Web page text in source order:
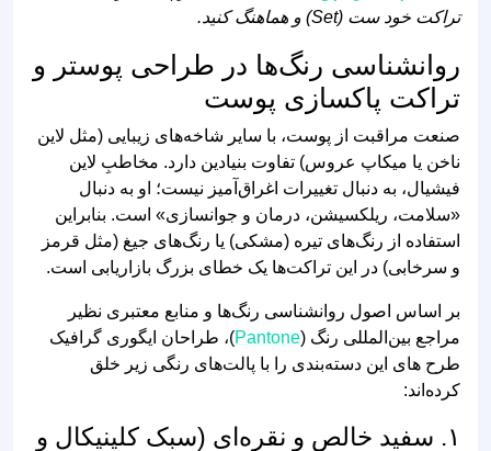
تراکت خود ست (Set) و هماهنگ کنید.
روانشناسی رنگ‌ها در طراحی پوستر و
تراکت پاکسازی پوست
صنعت مراقبت از پوست، با سایر شاخه‌های زیبایی (مثل لاین
ناخن یا میکاپ عروس) تفاوت بنیادین دارد. مخاطبِ لاین
فیشیال، به دنبال تغییرات اغراق‌آمیز نیست؛ او به دنبال
«سلامت، ریلکسیشن، درمان و جوانسازی» است. بنابراین
استفاده از رنگ‌های تیره (مشکی) یا رنگ‌های جیغ (مثل قرمز
و سرخابی) در این تراکت‌ها یک خطای بزرگ بازاریابی است.
بر اساس اصول روانشناسی رنگ‌ها و منابع معتبری نظیر
مراجع بین‌المللی رنگ (Pantone)، طراحان ایگوری گرافیک
طرح‌ های این دسته‌بندی را با پالت‌های رنگی زیر خلق
کرده‌اند:
۱. سفید خالص و نقره‌ای (سبک کلینیکال و